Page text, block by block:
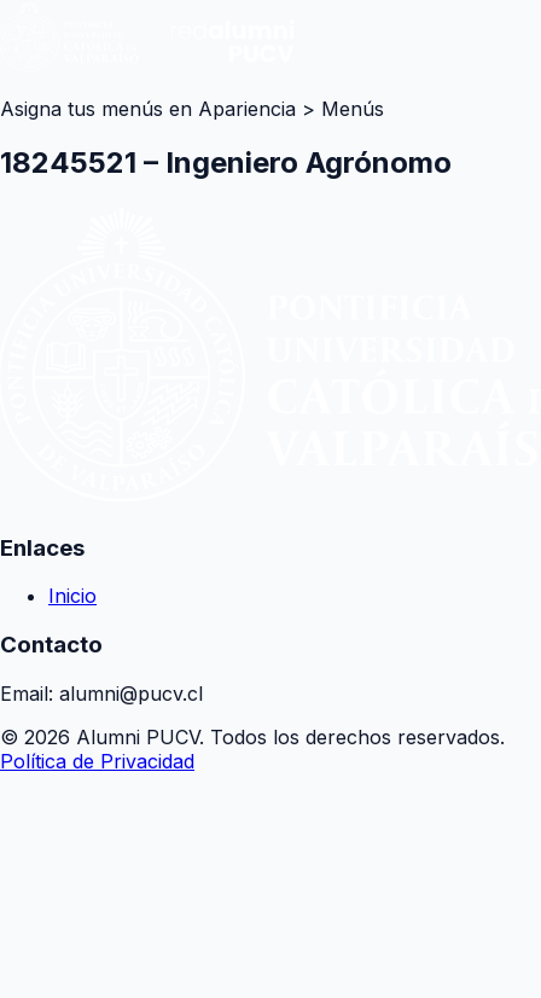
Asigna tus menús en Apariencia > Menús
18245521 – Ingeniero Agrónomo
Enlaces
Inicio
Contacto
Email: alumni@pucv.cl
© 2026 Alumni PUCV. Todos los derechos reservados.
Política de Privacidad